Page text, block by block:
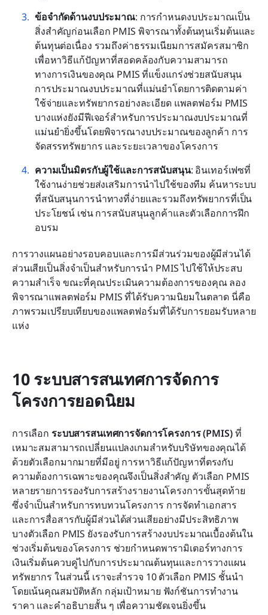
ข้อจำกัดด้านงบประมาณ: การกำหนดงบประมาณเป็น
สิ่งสำคัญก่อนเลือก PMIS พิจารณาทั้งต้นทุนเริ่มต้นและ
ต้นทุนต่อเนื่อง รวมถึงค่าธรรมเนียมการสมัครสมาชิก
เพื่อหาวิธีแก้ปัญหาที่สอดคล้องกับความสามารถ
ทางการเงินของคุณ PMIS ที่แข็งแกร่งช่วยสนับสนุน
การประมาณงบประมาณที่แม่นยำโดยการติดตามค่า
ใช้จ่ายและทรัพยากรอย่างละเอียด แพลตฟอร์ม PMIS
บางแห่งยังมีฟีเจอร์สำหรับการประมาณงบประมาณที่
แม่นยำยิ่งขึ้นโดยพิจารณางบประมาณของลูกค้า การ
จัดสรรทรัพยากร และระยะเวลาของโครงการ
ความเป็นมิตรกับผู้ใช้และการสนับสนุน: อินเทอร์เฟซที่
ใช้งานง่ายช่วยส่งเสริมการนำไปใช้ของทีม ค้นหาระบบ
ที่สนับสนุนการนำทางที่ง่ายและรวมถึงทรัพยากรที่เป็น
ประโยชน์ เช่น การสนับสนุนลูกค้าและตัวเลือกการฝึก
อบรม
การวางแผนอย่างรอบคอบและการมีส่วนร่วมของผู้มีส่วนได้
ส่วนเสียเป็นสิ่งจำเป็นสำหรับการนำ PMIS ไปใช้ให้ประสบ
ความสำเร็จ ขณะที่คุณประเมินความต้องการของคุณ ลอง
พิจารณาแพลตฟอร์ม PMIS ที่ได้รับความนิยมในตลาด นี่คือ
ภาพรวมเปรียบเทียบของแพลตฟอร์มที่ได้รับการยอมรับหลาย
แห่ง
10 ระบบสารสนเทศการจัดการ
โครงการยอดนิยม
การเลือก ระบบสารสนเทศการจัดการโครงการ (PMIS) ที่
เหมาะสมสามารถเปลี่ยนแปลงเกมสำหรับบริษัทของคุณได้
ด้วยตัวเลือกมากมายที่มีอยู่ การหาวิธีแก้ปัญหาที่ตรงกับ
ความต้องการเฉพาะของคุณจึงเป็นสิ่งสำคัญ ตัวเลือก PMIS
หลายรายการรองรับการสร้างรายงานโครงการขั้นสุดท้าย
ซึ่งจำเป็นสำหรับการทบทวนโครงการ การจัดทำเอกสาร
และการสื่อสารกับผู้มีส่วนได้ส่วนเสียอย่างมีประสิทธิภาพ
บางตัวเลือก PMIS ยังรองรับการสร้างงบประมาณเบื้องต้นใน
ช่วงเริ่มต้นของโครงการ ช่วยกำหนดพารามิเตอร์ทางการ
เงินเริ่มต้นควบคู่ไปกับการประมาณต้นทุนและการวางแผน
ทรัพยากร ในส่วนนี้ เราจะสำรวจ 10 ตัวเลือก PMIS ชั้นนำ
โดยเน้นคุณสมบัติหลัก กลุ่มเป้าหมาย ฟังก์ชันการทำงาน
ราคา และคำอธิบายสั้น ๆ เพื่อความชัดเจนยิ่งขึ้น